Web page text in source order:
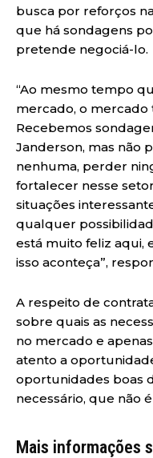
busca por reforços
que há sondagens
pretende negociá-lo.
“Ao mesmo tempo
mercado, o mercado
Recebemos
Janderson, mas não
nenhuma, perder
fortalecer nesse
situações
qualquer
está muito feliz aqui,
isso aconteça”,
A respeito de
sobre quais as
no mercado e
atento a
oportunidades boas
necessário, que não
Mais informações